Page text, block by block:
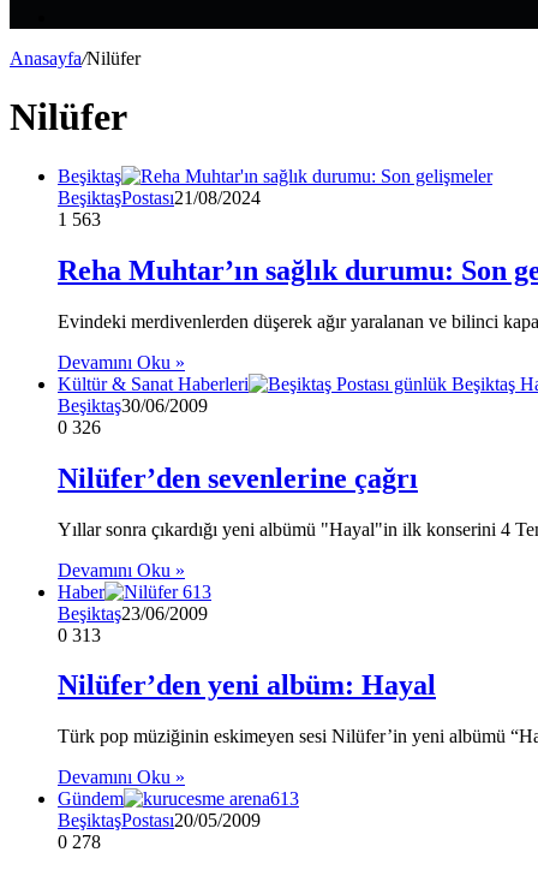
Anasayfa/Nilüfer
Nilüfer
Beşiktaş
BeşiktaşPostası21/08/2024
1 563
Reha Muhtar’ın sağlık durumu: Son
Evindeki merdivenlerden düşerek ağır yaralanan ve bilinci
Devamını Oku »
Kültür & Sanat Haberleri
Beşiktaş30/06/2009
0 326
Nilüfer’den sevenlerine çağrı
Yıllar sonra çıkardığı yeni albümü "Hayal"in ilk konserini 4
Devamını Oku »
Haber
Beşiktaş23/06/2009
0 313
Nilüfer’den yeni albüm: Hayal
Türk pop müziğinin eskimeyen sesi Nilüfer’in yeni albümü
Devamını Oku »
Gündem
BeşiktaşPostası20/05/2009
0 278